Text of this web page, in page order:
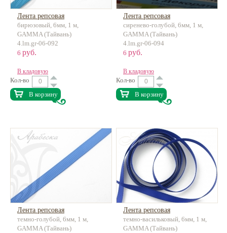
Лента репсовая
бирюзовый, 6мм, 1 м,
GAMMA (Тайвань)
4.lm.gr-06-092
6 руб.
В кладовую
Кол-во
В корзину
Лента репсовая
сиренево-голубой, 6мм, 1 м,
GAMMA (Тайвань)
4.lm.gr-06-094
6 руб.
В кладовую
Кол-во
В корзину
Лента репсовая
темно-голубой, 6мм, 1 м,
GAMMA (Тайвань)
Лента репсовая
темно-васильковый, 6мм, 1 м,
GAMMA (Тайвань)